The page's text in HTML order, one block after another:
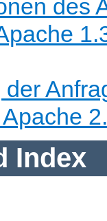
des
Index